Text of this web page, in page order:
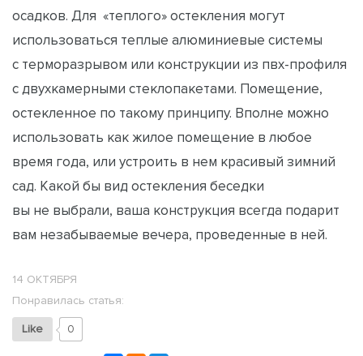
осадков. Для «теплого» остекления могут
использоваться теплые алюминиевые системы
с терморазрывом или конструкции из пвх-профиля
с двухкамерными стеклопакетами. Помещение,
остекленное по такому принципу. Вполне можно
использовать как жилое помещение в любое
время года, или устроить в нем красивый зимний
сад. Какой бы вид остекления беседки
вы не выбрали, ваша конструкция всегда подарит
вам незабываемые вечера, проведенные в ней.
14 ОКТЯБРЯ
Понравилась статья:
Like 0